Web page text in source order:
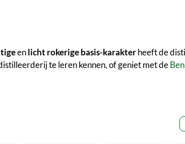
enlicht rokerige basis-karakterheeft de
te leren kennen, of geniet met de